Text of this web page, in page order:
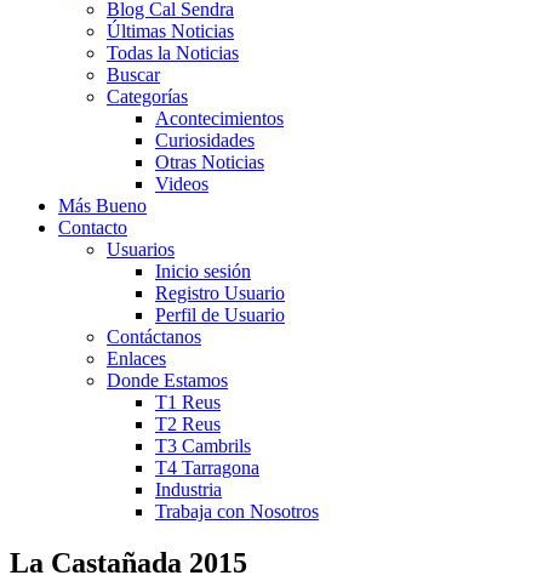
Blog Cal Sendra
Últimas Noticias
Todas la Noticias
Buscar
Categorías
Acontecimientos
Curiosidades
Otras Noticias
Videos
Más Bueno
Contacto
Usuarios
Inicio sesión
Registro Usuario
Perfil de Usuario
Contáctanos
Enlaces
Donde Estamos
T1 Reus
T2 Reus
T3 Cambrils
T4 Tarragona
Industria
Trabaja con Nosotros
La Castañada 2015